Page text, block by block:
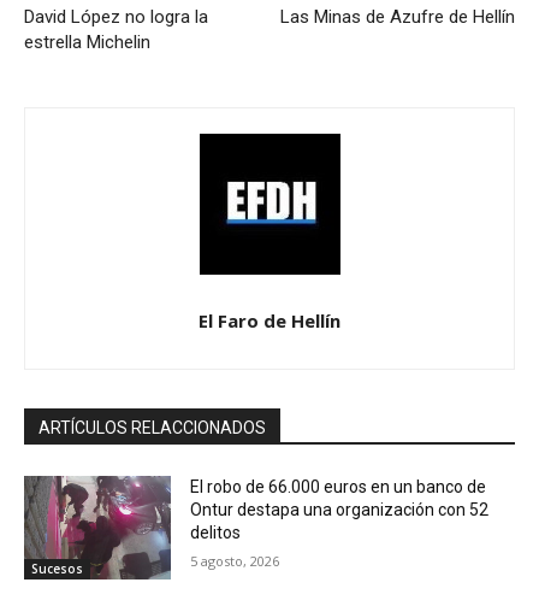
David López no logra la
estrella Michelin
Las Minas de Azufre de Hellín
El Faro de Hellín
ARTÍCULOS RELACCIONADOS
Sucesos
El robo de 66.000 euros en un banco de
Ontur destapa una organización con 52
delitos
5 agosto, 2026